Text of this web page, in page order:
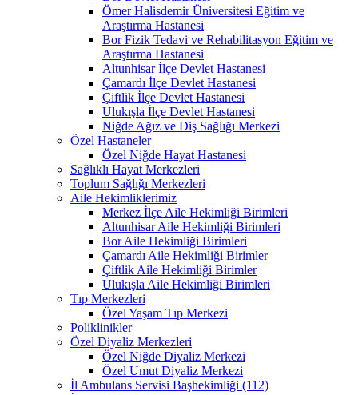
Ömer Halisdemir Üniversitesi Eğitim ve
Araştırma Hastanesi
Bor Fizik Tedavi ve Rehabilitasyon Eğitim ve
Araştırma Hastanesi
Altunhisar İlçe Devlet Hastanesi
Çamardı İlçe Devlet Hastanesi
Çiftlik İlçe Devlet Hastanesi
Ulukışla İlçe Devlet Hastanesi
Niğde Ağız ve Diş Sağlığı Merkezi
Özel Hastaneler
Özel Niğde Hayat Hastanesi
Sağlıklı Hayat Merkezleri
Toplum Sağlığı Merkezleri
Aile Hekimliklerimiz
Merkez İlçe Aile Hekimliği Birimleri
Altunhisar Aile Hekimliği Birimleri
Bor Aile Hekimliği Birimleri
Çamardı Aile Hekimliği Birimler
Çiftlik Aile Hekimliği Birimler
Ulukışla Aile Hekimliği Birimleri
Tıp Merkezleri
Özel Yaşam Tıp Merkezi
Poliklinikler
Özel Diyaliz Merkezleri
Özel Niğde Diyaliz Merkezi
Özel Umut Diyaliz Merkezi
İl Ambulans Servisi Başhekimliği (112)